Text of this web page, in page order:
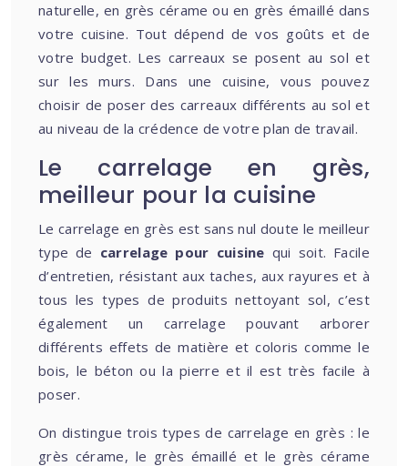
naturelle, en grès cérame ou en grès émaillé dans
votre cuisine. Tout dépend de vos goûts et de
votre budget. Les carreaux se posent au sol et
sur les murs. Dans une cuisine, vous pouvez
choisir de poser des carreaux différents au sol et
au niveau de la crédence de votre plan de travail.
Le carrelage en grès,
meilleur pour la cuisine
Le carrelage en grès est sans nul doute le meilleur
type de carrelage pour cuisine qui soit. Facile
d’entretien, résistant aux taches, aux rayures et à
tous les types de produits nettoyant sol, c’est
également un carrelage pouvant arborer
différents effets de matière et coloris comme le
bois, le béton ou la pierre et il est très facile à
poser.
On distingue trois types de carrelage en grès : le
grès cérame, le grès émaillé et le grès cérame